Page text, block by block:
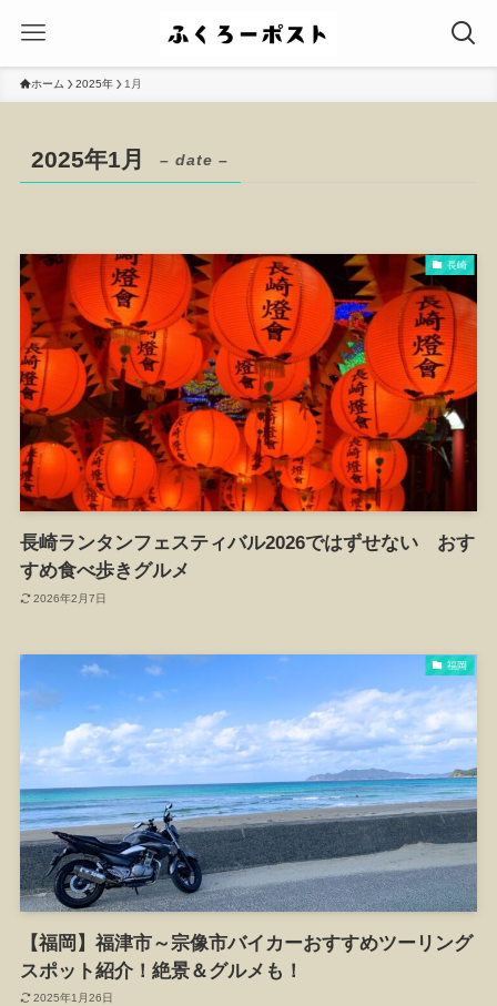
ホーム 2025年 1月
2025年1月 – date –
長崎
長崎ランタンフェスティバル2026ではずせない おす
すめ食べ歩きグルメ
2026年2月7日
福岡
【福岡】福津市～宗像市バイカーおすすめツーリング
スポット紹介！絶景＆グルメも！
2025年1月26日